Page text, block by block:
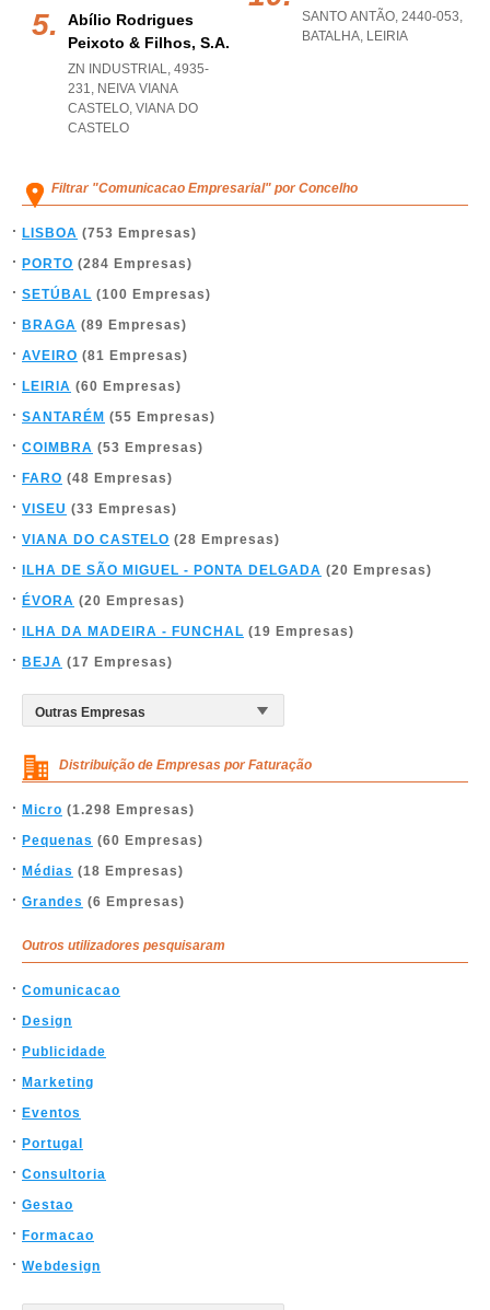
Abílio Rodrigues
Peixoto & Filhos, S.a.
ZN INDUSTRIAL, 4935-
231, NEIVA VIANA
CASTELO, VIANA DO
CASTELO
SANTO ANTÃO, 2440-053,
BATALHA, LEIRIA
Filtrar "Comunicacao Empresarial" por Concelho
LISBOA (753 Empresas)
PORTO (284 Empresas)
SETÚBAL (100 Empresas)
BRAGA (89 Empresas)
AVEIRO (81 Empresas)
LEIRIA (60 Empresas)
SANTARÉM (55 Empresas)
COIMBRA (53 Empresas)
FARO (48 Empresas)
VISEU (33 Empresas)
VIANA DO CASTELO (28 Empresas)
ILHA DE SÃO MIGUEL - PONTA DELGADA (20 Empresas)
ÉVORA (20 Empresas)
ILHA DA MADEIRA - FUNCHAL (19 Empresas)
BEJA (17 Empresas)
Distribuição de Empresas por Faturação
Micro (1.298 Empresas)
Pequenas (60 Empresas)
Médias (18 Empresas)
Grandes (6 Empresas)
Outros utilizadores pesquisaram
Comunicacao
Design
Publicidade
Marketing
Eventos
Portugal
Consultoria
Gestao
Formacao
Webdesign